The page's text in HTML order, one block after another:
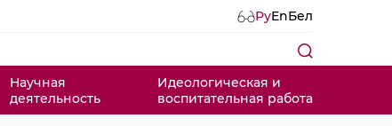
РуEnБел
Научная
деятельность
Идеологическая и
воспитательная работа